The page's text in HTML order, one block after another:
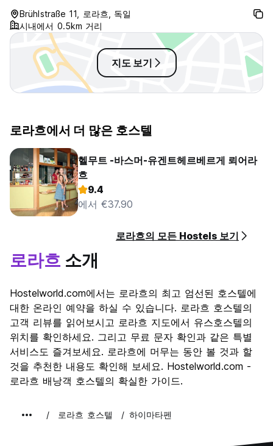
Brühlstraße 11, 로라흐, 독일
시내에서 0.5km 거리
지도 보기
로라흐에서 더 많은 호스텔
헬무트 -바스머-유겐트헤르베르게 뢰어라
흐
9.4
에서 €37.90
로라흐의 모든 Hostels 보기
로라흐 소개
Hostelworld.com에서는 로라흐의 최고 엄선된 호스텔에
대한 온라인 예약을 하실 수 있습니다. 로라흐 호스텔의
고객 리뷰를 읽어보시고 로라흐 지도에서 유스호스텔의
위치를 확인하세요. 그리고 무료 문자 확인과 같은 특별
서비스도 즐겨보세요. 로라흐에 머무는 동안 볼 것과 할
것을 추천한 내용도 확인해 보세요. Hostelworld.com -
로라흐 배낭객 호스텔의 확실한 가이드.
로라흐 호스텔 하이마타펜